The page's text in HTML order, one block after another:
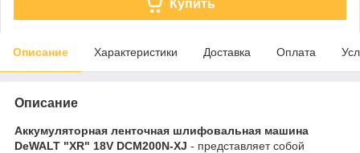
Купить
Описание Характеристики Доставка Оплата
Описание
Аккумуляторная ленточная шлифовальная машина
DeWALT "XR" 18V DCM200N-XJ - представляет собой